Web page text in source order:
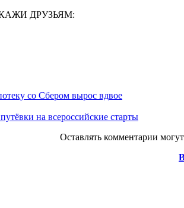
ДРУЗЬЯМ:
со Сбером вырос вдвое
на всероссийские старты
Оставлять комментарии